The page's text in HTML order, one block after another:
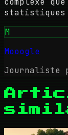
statistiques
M
Mooogle
Journaliste